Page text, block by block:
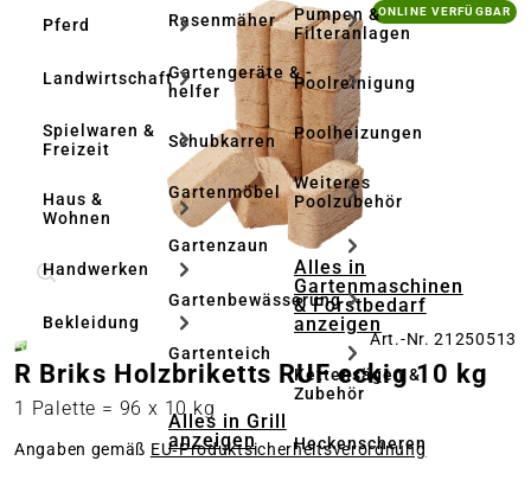
Pferd
Landwirtschaft
Spielwaren &
Freizeit
Haus &
Wohnen
Handwerken
Bekleidung
Rasenmäher
Gartengeräte & -
helfer
Schubkarren
Gartenmöbel
Gartenzaun
Gartenbewässerung
Gartenteich
Alles in Grill
anzeigen
Pumpen &
Filteranlagen
Poolreinigung
Poolheizungen
Weiteres
Poolzubehör
Alles in
Gartenmaschinen
& Forstbedarf
anzeigen
Kettensägen &
Zubehör
Heckenscheren
Bildergalerie überspringen ONLINE VERFÜGBAR
Art.-Nr. 21250513
R Briks Holzbriketts RUF eckig 10 kg
1 Palette = 96 x 10 kg
Angaben gemäß EU‑Produktsicherheitsverordnung